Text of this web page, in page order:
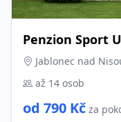
Penzion Sport
Jablonec nad
až 14 osob
od 790 Kč za